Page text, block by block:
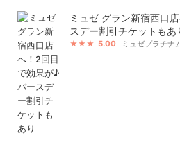
ミュゼ グラン新宿西口
スデー割引チケットもあ
5.00 ミュゼプラチナ